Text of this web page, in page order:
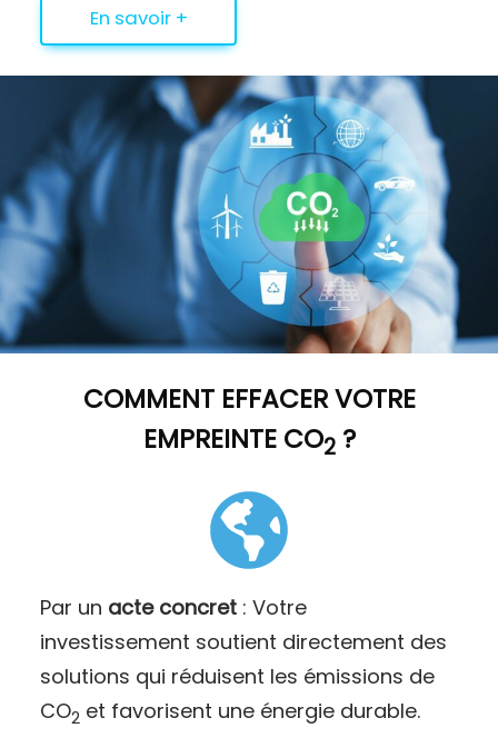
En savoir +
COMMENT EFFACER VOTRE
EMPREINTE CO2?
Par un acte concret: Votre
investissement soutient directement des
solutions qui réduisent les émissions de
CO2 et favorisent une énergie durable.